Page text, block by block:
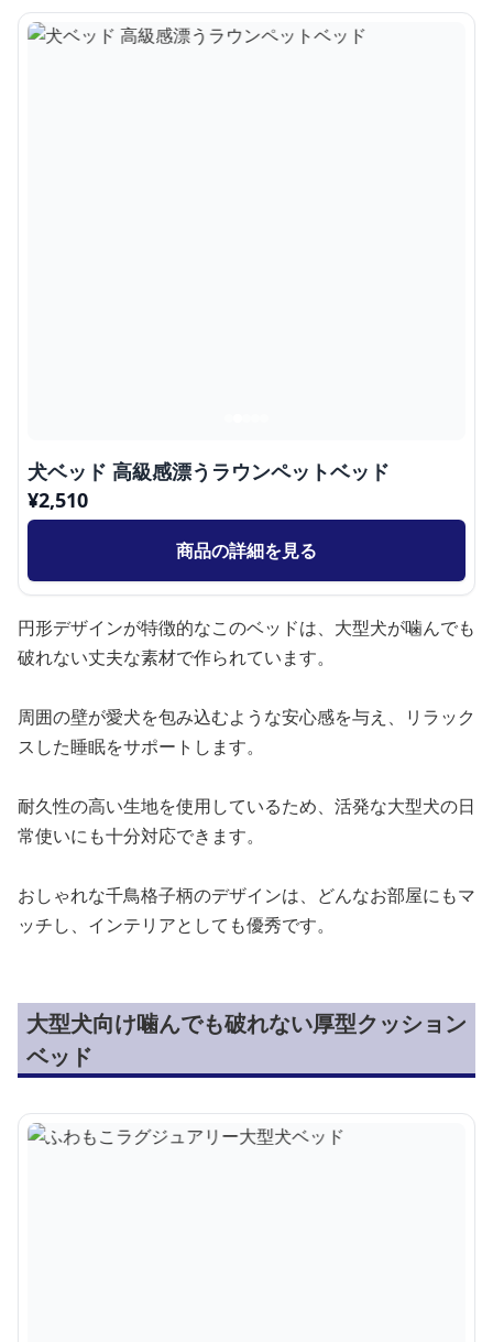
犬ベッド 高級感漂うラウンペットベッド
¥2,510
商品の詳細を見る
円形デザインが特徴的なこのベッドは、大型犬が噛んでも
破れない丈夫な素材で作られています。
周囲の壁が愛犬を包み込むような安心感を与え、リラック
スした睡眠をサポートします。
耐久性の高い生地を使用しているため、活発な大型犬の日
常使いにも十分対応できます。
おしゃれな千鳥格子柄のデザインは、どんなお部屋にもマ
ッチし、インテリアとしても優秀です。
大型犬向け噛んでも破れない厚型クッション
ベッド